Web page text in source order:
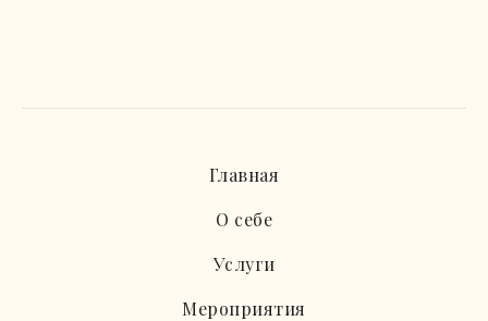
Главная
О себе
Услуги
Мероприятия